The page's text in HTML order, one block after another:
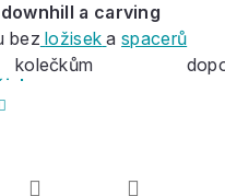
a carving
bez ložisek a spacerů